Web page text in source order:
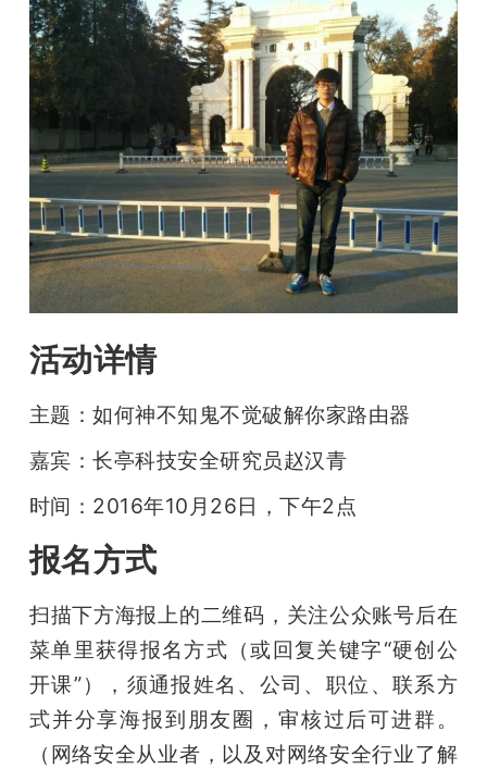
活动详情
主题：如何神不知鬼不觉破解你家路由器
嘉宾：长亭科技安全研究员赵汉青
时间：2016年10月26日，下午2点
报名方式
扫描下方海报上的二维码，关注公众账号后在
菜单里获得报名方式（或回复关键字“硬创公
开课”），须通报姓名、公司、职位、联系方
式并分享海报到朋友圈，审核过后可进群。
（网络安全从业者，以及对网络安全行业了解